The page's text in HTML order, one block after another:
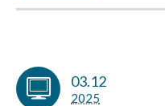
03.12
2025